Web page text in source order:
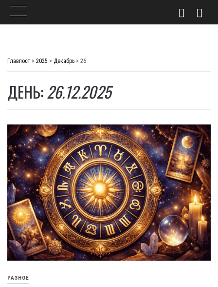
Главпост > 2025 > Декабрь > 26
ДЕНЬ:26.12.2025
РАЗНОЕ